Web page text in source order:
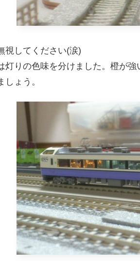
視してください(涙)
灯りの色味を分けました。橙が
しょう。